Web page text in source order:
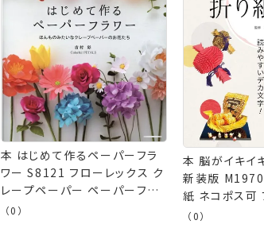
本 はじめて作るペーパーフラ
ワー S8121 フローレックス ク
レープペーパー ペーパーフラ
ワー ブティック社 ネコポス可
（0）
本 脳がイキイ
新装版
紙 ネコポス可
芸の山久
（0）